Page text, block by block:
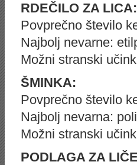
RDEČILO ZA LICA:
Povprečno število
Najbolj nevarne:
Možni stranski
ŠMINKA:
Povprečno število
Najbolj nevarna:
Možni stranski
PODLAGA ZA